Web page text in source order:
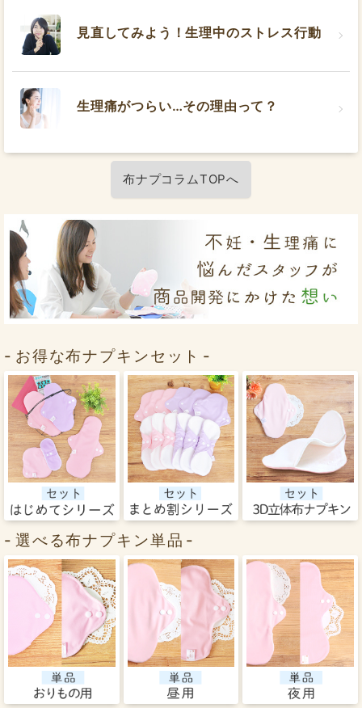
見直してみよう！生理中のストレス行動
生理痛がつらい…その理由って？
布ナプコラムTOPへ
お得な布ナプキンセット
選べる布ナプキン単品